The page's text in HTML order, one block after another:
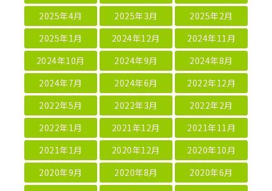
2025年4月
2025年3月
2025年2月
2025年1月
2024年12月
2024年11月
2024年10月
2024年9月
2024年8月
2024年7月
2024年6月
2022年12月
2022年5月
2022年3月
2022年2月
2022年1月
2021年12月
2021年11月
2021年1月
2020年12月
2020年10月
2020年9月
2020年8月
2020年6月